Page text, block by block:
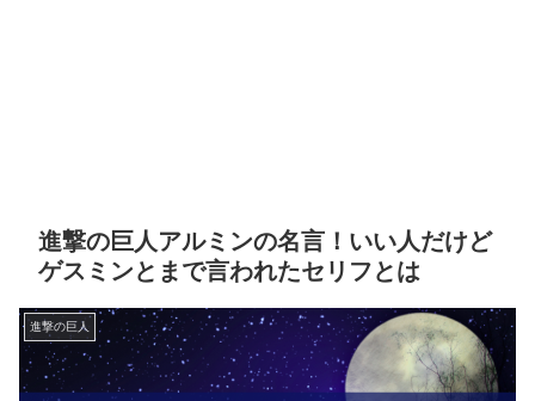
進撃の巨人アルミンの名言！いい人だけど
ゲスミンとまで言われたセリフとは
進撃の巨人